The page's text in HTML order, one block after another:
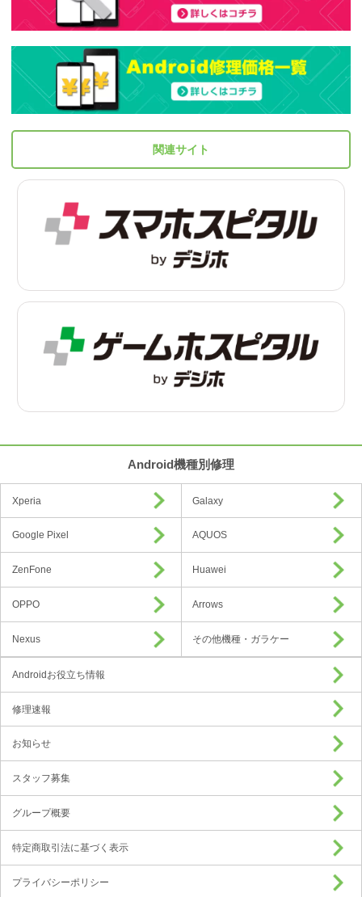
関連サイト
Android機種別修理
Xperia Galaxy
Google Pixel AQUOS
ZenFone Huawei
OPPO Arrows
Nexus その他機種・ガラケー
Androidお役立ち情報
修理速報
お知らせ
スタッフ募集
グループ概要
特定商取引法に基づく表示
プライバシーポリシー